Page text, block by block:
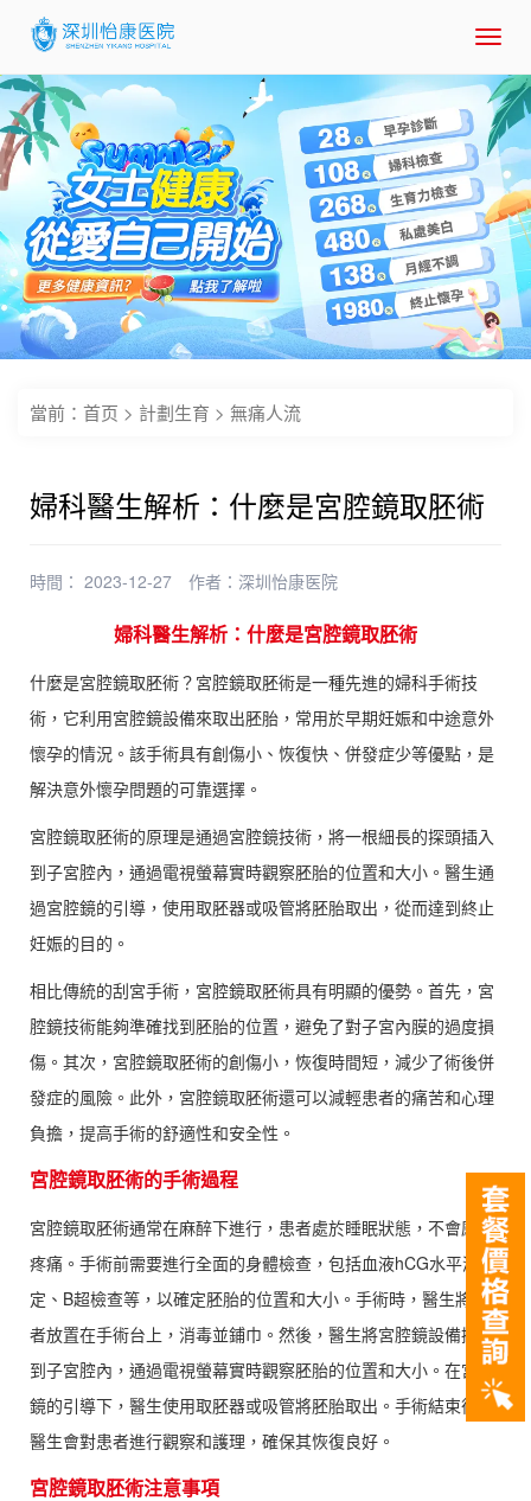
當前： 首页 > 計劃生育 > 無痛人流
婦科醫生解析：什麼是宮腔鏡取胚術
時間： 2023-12-27 作者： 深圳怡康医院
婦科醫生解析：什麼是宮腔鏡取胚術
什麼是宮腔鏡取胚術？宮腔鏡取胚術是一種先進的婦科手術技
術，它利用宮腔鏡設備來取出胚胎，常用於早期妊娠和中途意外
懷孕的情況。該手術具有創傷小、恢復快、併發症少等優點，是
解決意外懷孕問題的可靠選擇。
宮腔鏡取胚術的原理是通過宮腔鏡技術，將一根細長的探頭插入
到子宮腔內，通過電視螢幕實時觀察胚胎的位置和大小。醫生通
過宮腔鏡的引導，使用取胚器或吸管將胚胎取出，從而達到終止
妊娠的目的。
相比傳統的刮宮手術，宮腔鏡取胚術具有明顯的優勢。首先，宮
腔鏡技術能夠準確找到胚胎的位置，避免了對子宮內膜的過度損
傷。其次，宮腔鏡取胚術的創傷小，恢復時間短，減少了術後併
發症的風險。此外，宮腔鏡取胚術還可以減輕患者的痛苦和心理
負擔，提高手術的舒適性和安全性。
宮腔鏡取胚術的手術過程
宮腔鏡取胚術通常在麻醉下進行，患者處於睡眠狀態，不會感到
疼痛。手術前需要進行全面的身體檢查，包括血液hCG水平測
定、B超檢查等，以確定胚胎的位置和大小。手術時，醫生將患
者放置在手術台上，消毒並鋪巾。然後，醫生將宮腔鏡設備插入
到子宮腔內，通過電視螢幕實時觀察胚胎的位置和大小。在宮腔
鏡的引導下，醫生使用取胚器或吸管將胚胎取出。手術結束後，
醫生會對患者進行觀察和護理，確保其恢復良好。
宮腔鏡取胚術注意事項